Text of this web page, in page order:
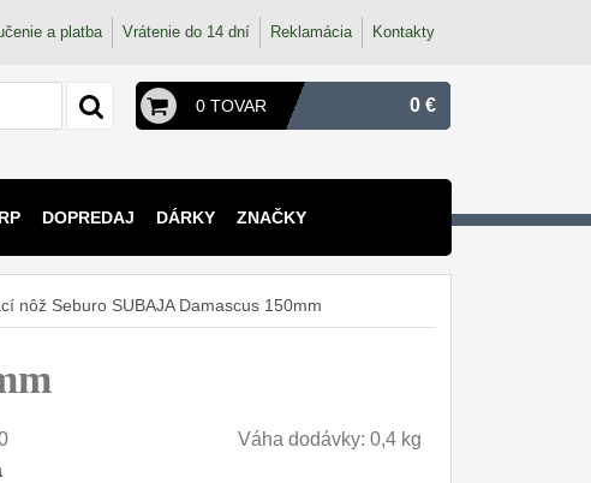
a platba Vrátenie do 14 dní Reklamácia Kontakty
0 TOVAR 0 €
DOPREDAJ DÁRKY ZNAČKY
nôž Seburo SUBAJA Damascus 150mm
Váha dodávky: 0,4 kg